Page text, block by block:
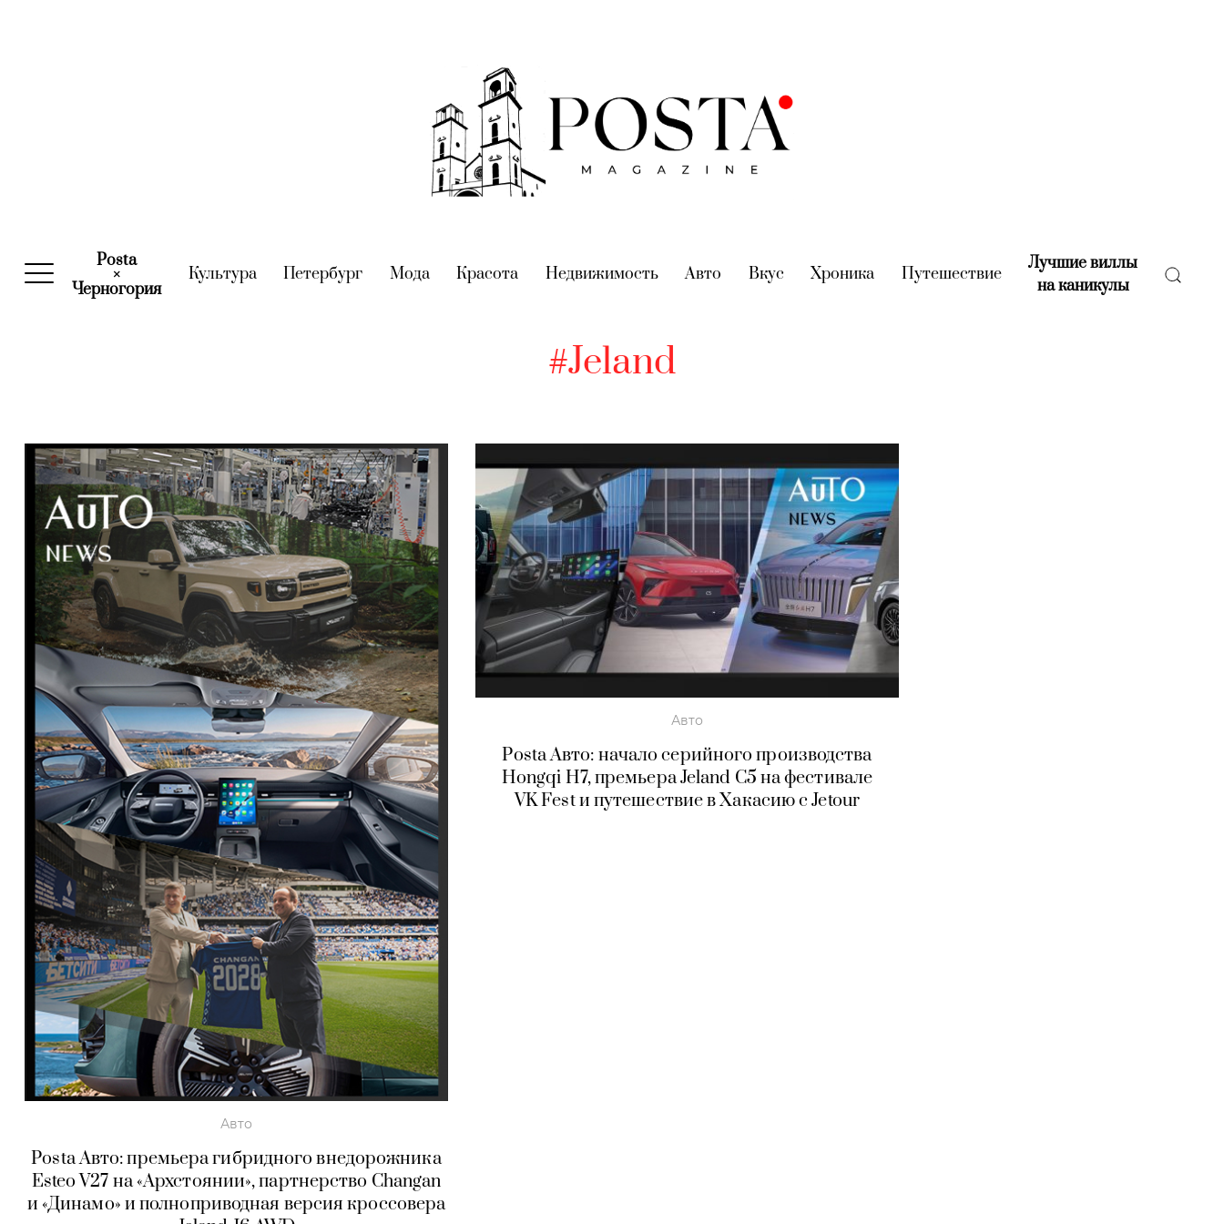
Posta
×
Черногория(current)
Культура(current)
Петербург (current)
Мода(current)
Красота (current)
Недвижимость(current)
Авто (current)
Вкус (current)
Хроника (current)
Путешествие(current)
Лучшие виллы
на каникулы(current)
#Jeland
Авто
Posta Авто: премьера гибридного внедорожника
Esteo V27 на «Архстоянии», партнерство Changan
и «Динамо» и полноприводная версия кроссовера
Авто
Posta Авто: начало серийного производства
Hongqi H7, премьера Jeland C5 на фестивале
VK Fest и путешествие в Хакасию с Jetour